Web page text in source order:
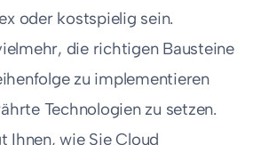
oder kostspielig sein.
die richtigen Bausteine
zu implementieren
Technologien zu setzen.
Ihnen, wie Sie Cloud